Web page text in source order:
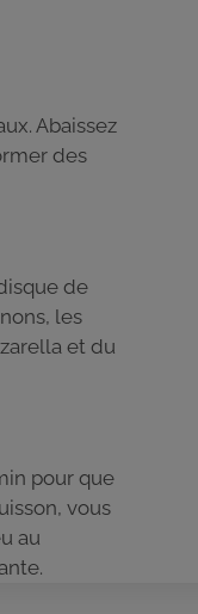
Abaissez
des
de
les
et du
pour que
vous
au